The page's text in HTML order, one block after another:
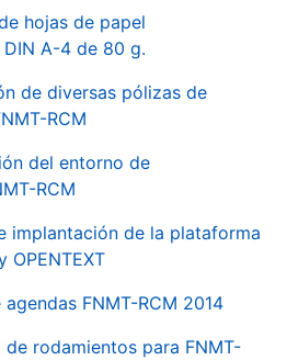
hojas de papel
A-4 de 80 g.
de diversas pólizas de
RCM
del entorno de
RCM
implantación de la plataforma
OPENTEXT
FNMT-RCM 2014
de rodamientos para FNMT-